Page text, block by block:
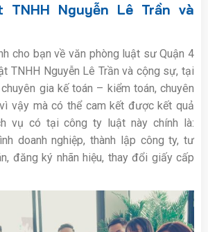
Nguyễn Lê Trần và
cho bạn về văn phòng luật sư Quận 4
TNHH Nguyễn Lê Trần và cộng sự, tại
gia kế toán – kiểm toán, chuyên
vậy mà có thể cam kết được kết quả
vụ có tại công ty luật này chính là:
doanh nghiệp, thành lập công ty, tư
đăng ký nhãn hiệu, thay đổi giấy cấp